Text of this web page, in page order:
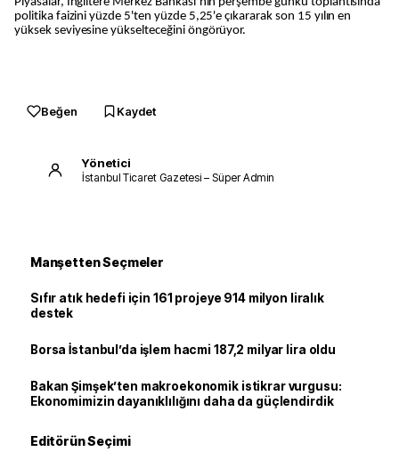
politika faizini yüzde 5'ten yüzde 5,25'e çıkararak son 15 yılın en
yüksek seviyesine yükselteceğini öngörüyor.
Beğen Kaydet
Yönetici
İstanbul Ticaret Gazetesi – Süper Admin
Manşetten Seçmeler
Sıfır atık hedefi için 161 projeye 914 milyon liralık
destek
Borsa İstanbul’da işlem hacmi 187,2 milyar lira oldu
Bakan Şimşek’ten makroekonomik istikrar vurgusu:
Ekonomimizin dayanıklılığını daha da güçlendirdik
Editörün Seçimi